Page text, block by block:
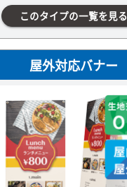
このタイプの一覧を見る
屋外対応バナー